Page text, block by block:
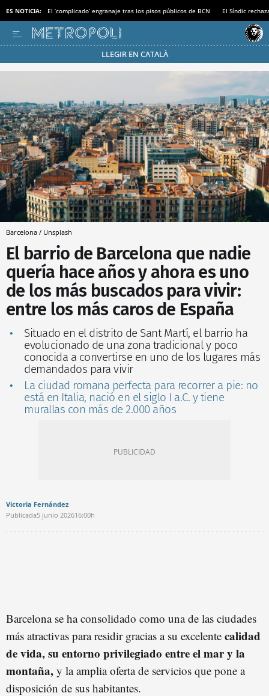
ES NOTICIA: El ‘complicado’ engranaje tras los pisos públicos de BCN El Síndic
LLEGIR EN CATALÀ
Pásate al MODO AHORRO
Barcelona / Unsplash
El barrio de Barcelona que nadie
quería hace años y ahora es uno
de los más buscados para vivir:
entre los más caros de España
Situado en el distrito de Sant Martí, el barrio ha
evolucionado de una zona tradicional y poco
conocida a convertirse en uno de los lugares más
demandados para vivir
La ciudad romana perfecta para recorrer a pie: no
está en Italia, nació en el siglo I a.C. y tiene
murallas con más de 2.000 años
Victoria Fernández
Publicada5 junio 202616:00h
Barcelona se ha consolidado como una de las ciudades
más atractivas para residir gracias a su excelente calidad
de vida, su entorno privilegiado entre el mar y la
montaña, y la amplia oferta de servicios que pone a
disposición de sus habitantes.